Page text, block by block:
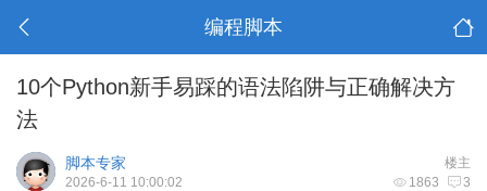
编程脚本
10个Python新手易踩的语法陷阱与正确解决方
法
楼主
脚本专家
1863 3
2026-6-11 10:00:02